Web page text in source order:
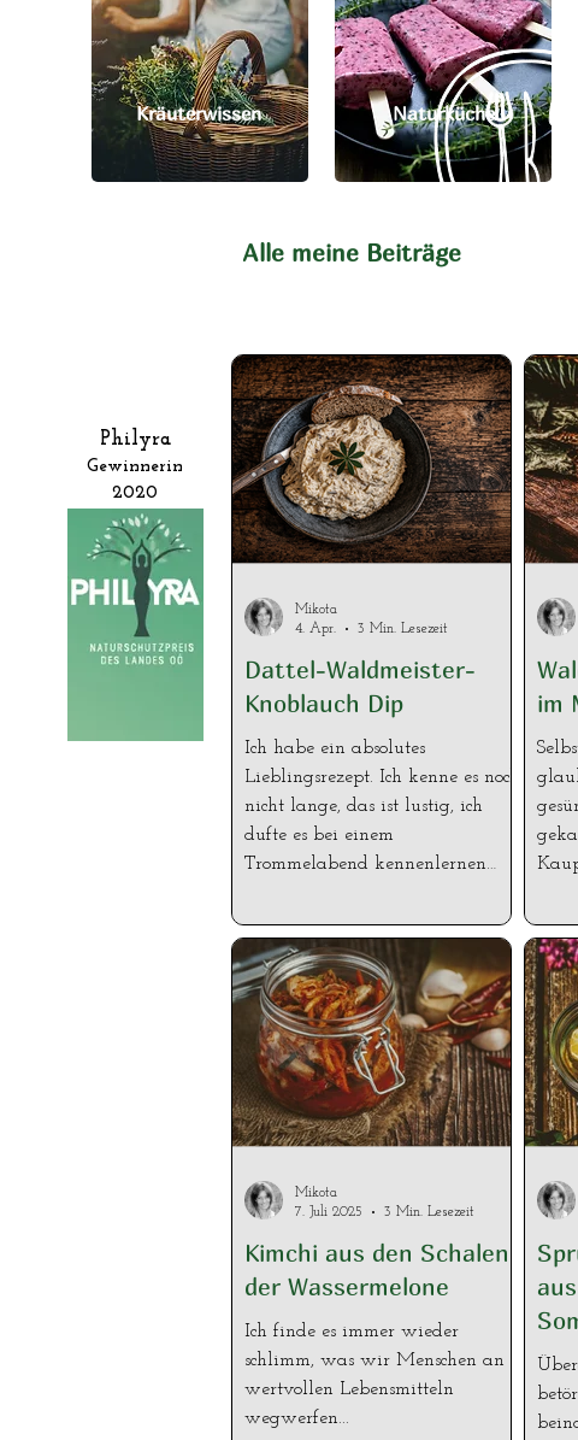
Kräuterwissen Naturküche
Philyra
Gewinnerin
2020
Dattel-Waldmeister-
Knoblauch Dip
Ich habe ein absolutes
Lieblingsrezept. Ich kenne es noch
nicht lange, das ist lustig, ich
dufte es bei einem
Trommelabend kennenlernen
Mittrommlerinnen gleich wegen
des Rezepts ausgequetscht. Ich
könnte mich wirklich reinlegen.
Mittlerweile hab ich es schon 3x
nachgerührt. Bin echt süchtig
danach. Da dieser Dip oder
Aufstrich eine leicht süße Note
hat, passt er perfekt zum Aroma
des Waldmeisters. Aber beim
Waldmeister ein bisschen acht
geben, denn er enthält v
Mikota
4. Apr.
3 Min. Lesezeit
im
Kimchi aus den Schalen
der Wassermelone
Ich finde es immer wieder
schlimm, was wir Menschen an
wertvollen Lebensmitteln
wegwerfen...
Mikota
7. Juli 2025
3 Min. Lesezeit
Alle meine Beiträge